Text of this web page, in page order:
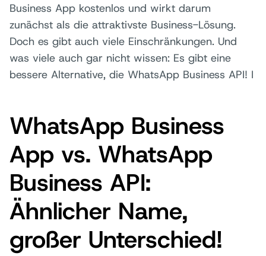
Business App kostenlos und wirkt darum
zunächst als die attraktivste Business-Lösung.
Doch es gibt auch viele Einschränkungen. Und
was viele auch gar nicht wissen: Es gibt eine
bessere Alternative, die WhatsApp Business API! I
WhatsApp Business
App vs. WhatsApp
Business API:
Ähnlicher Name,
großer Unterschied!